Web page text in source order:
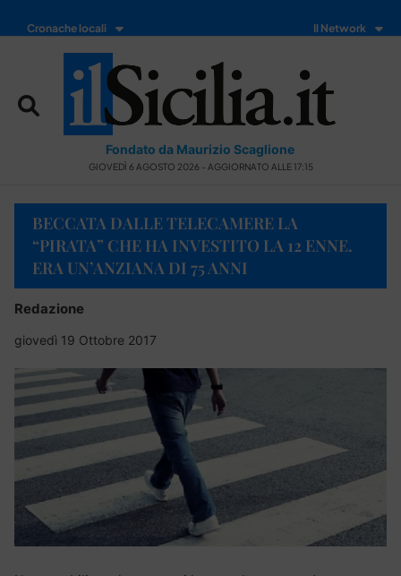
Cronache locali Il Network
Fondato da Maurizio Scaglione
GIOVEDÌ 6 AGOSTO 2026 - AGGIORNATO ALLE 17:15
BECCATA DALLE TELECAMERE LA
“PIRATA” CHE HA INVESTITO LA 12 ENNE.
ERA UN’ANZIANA DI 75 ANNI
Redazione
giovedì 19 Ottobre 2017